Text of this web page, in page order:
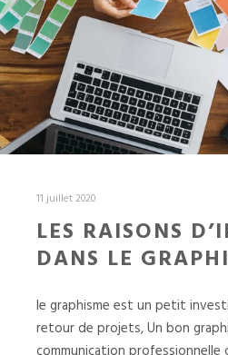
11 juillet 2020
LES RAISONS
DANS LE
le graphisme est un petit
retour de projets, Un bon